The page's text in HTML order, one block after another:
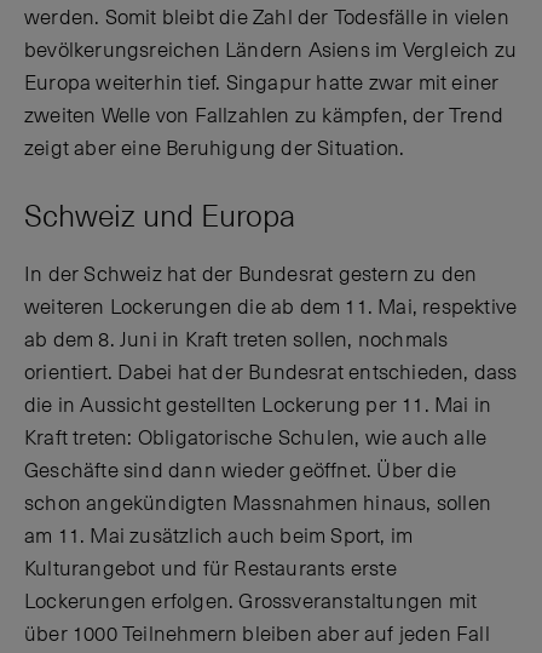
werden. Somit bleibt die Zahl der Todesfälle in vielen
bevölkerungsreichen Ländern Asiens im Vergleich zu
Europa weiterhin tief. Singapur hatte zwar mit einer
zweiten Welle von Fallzahlen zu kämpfen, der Trend
zeigt aber eine Beruhigung der Situation.
Schweiz und Europa
In der Schweiz hat der Bundesrat gestern zu den
weiteren Lockerungen die ab dem 11. Mai, respektive
ab dem 8. Juni in Kraft treten sollen, nochmals
orientiert. Dabei hat der Bundesrat entschieden, dass
die in Aussicht gestellten Lockerung per 11. Mai in
Kraft treten: Obligatorische Schulen, wie auch alle
Geschäfte sind dann wieder geöffnet. Über die
schon angekündigten Massnahmen hinaus, sollen
am 11. Mai zusätzlich auch beim Sport, im
Kulturangebot und für Restaurants erste
Lockerungen erfolgen. Grossveranstaltungen mit
über 1000 Teilnehmern bleiben aber auf jeden Fall